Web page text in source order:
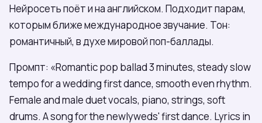
Нейросеть поёт и на английском. Подходит парам,
которым ближе международное звучание. Тон:
романтичный, в духе мировой поп-баллады.
Промпт: «Romantic pop ballad 3 minutes, steady slow
tempo for a wedding first dance, smooth even rhythm.
Female and male duet vocals, piano, strings, soft
drums. A song for the newlyweds' first dance. Lyrics in